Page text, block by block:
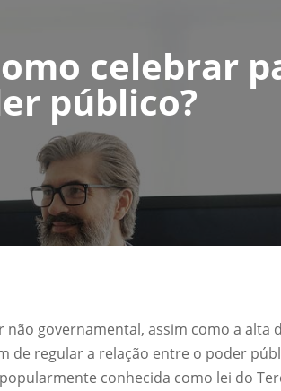
celebrar
público?
governamental, assim como a alta
de regular a relação entre o poder
conhecida como lei do